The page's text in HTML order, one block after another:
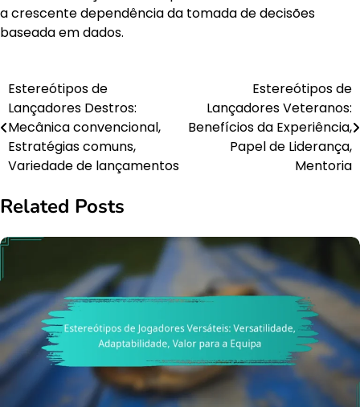
a crescente dependência da tomada de decisões
baseada em dados.
Post
navigation
Estereótipos de
Lançadores Destros:
Mecânica convencional,
Estratégias comuns,
Variedade de lançamentos
Estereótipos de
Lançadores Veteranos:
Benefícios da Experiência,
Papel de Liderança,
Mentoria
Related Posts